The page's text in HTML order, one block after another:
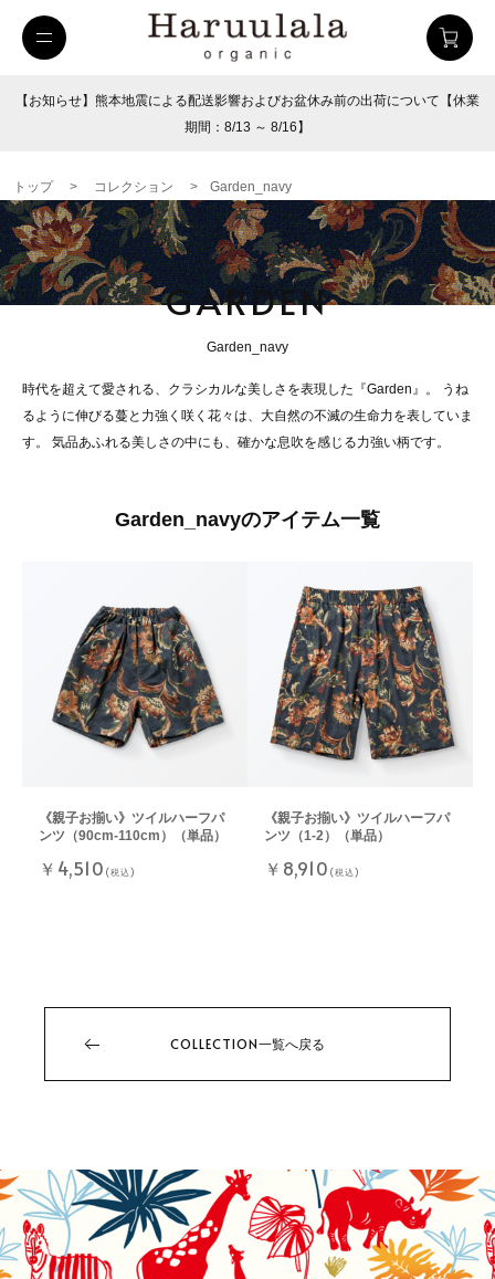
ツイルハーフパンツ 26SUMMER
【お知らせ】熊本地震による配送影響およびお盆休み前の出荷について【休業
期間：8/13 ～ 8/16】
トップ > コレクション > Garden_navy
GARDEN
Garden_navy
時代を超えて愛される、クラシカルな美しさを表現した『Garden』。 うね
るように伸びる蔓と力強く咲く花々は、大自然の不滅の生命力を表していま
す。 気品あふれる美しさの中にも、確かな息吹を感じる力強い柄です。
Garden_navyのアイテム一覧
《親子お揃い》ツイルハーフパ
ンツ（90cm-110cm）（単品）
￥4,510 (税込)
《親子お揃い》ツイルハーフパ
ンツ（1-2）（単品）
￥8,910 (税込)
COLLECTION一覧へ戻る